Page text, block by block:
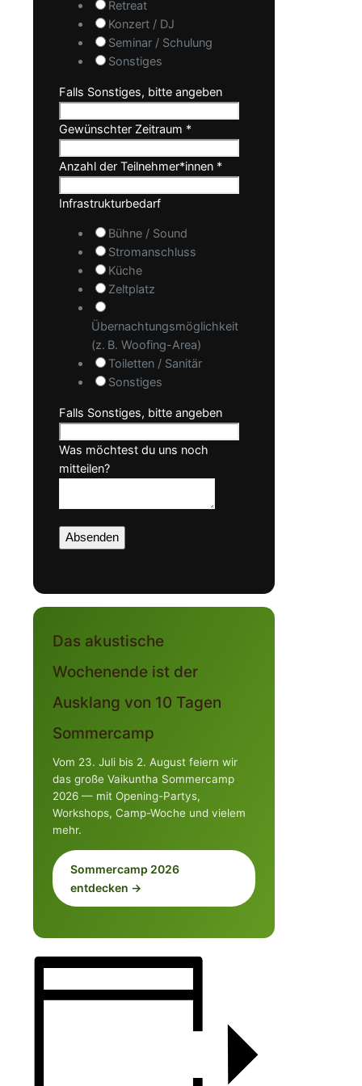
Retreat
Konzert / DJ
Seminar / Schulung
Sonstiges
Falls Sonstiges, bitte angeben
Gewünschter Zeitraum *
Anzahl der Teilnehmer*innen *
Infrastrukturbedarf
Bühne / Sound
Stromanschluss
Küche
Zeltplatz
Übernachtungsmöglichkeit
(z. B. Woofing-Area)
Toiletten / Sanitär
Sonstiges
Falls Sonstiges, bitte angeben
Was möchtest du uns noch
mitteilen?
Absenden
Das akustische
Wochenende ist der
Ausklang von 10 Tagen
Sommercamp
Vom 23. Juli bis 2. August feiern wir
das große Vaikuntha Sommercamp
2026 — mit Opening-Partys,
Workshops, Camp-Woche und vielem
mehr.
Sommercamp 2026
entdecken →